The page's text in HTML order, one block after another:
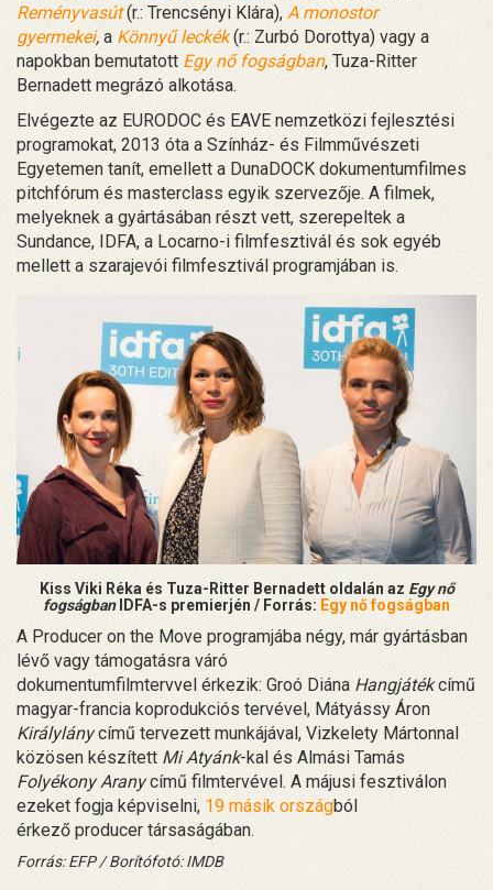
Reményvasút (r.: Trencsényi Klára), A monostor
gyermekei, a Könnyű leckék(r.: Zurbó Dorottya) vagy a
napokban bemutatott Egy nő fogságban, Tuza-Ritter
Bernadett megrázó alkotása.
Elvégezte az EURODOC és EAVE nemzetközi fejlesztési
programokat, 2013 óta a Színház- és Filmművészeti
Egyetemen tanít, emellett a DunaDOCK dokumentumfilmes
pitchfórum és masterclass egyik szervezője. A filmek,
melyeknek a gyártásában részt vett, szerepeltek a
Sundance, IDFA, a Locarno-i filmfesztivál és sok egyéb
mellett a szarajevói filmfesztivál programjában is.
Kiss Viki Réka és Tuza-Ritter Bernadett oldalán az Egy nő
fogságbanIDFA-s premierjén / Forrás: Egy nő fogságban
A Producer on the Move programjába négy, már gyártásban
lévő vagy támogatásra váró
dokumentumfilmtervvel érkezik: Groó Diána Hangjátékcímű
magyar-francia koprodukciós tervével, Mátyássy Áron
Királylánycímű tervezett munkájával, Vizkelety Mártonnal
közösen készített Mi Atyánk-kal és Almási Tamás
Folyékony Aranycímű filmtervével. A májusi fesztiválon
ezeket fogja képviselni, 19 másik országból
érkező producer társaságában.
Forrás: EFP / Borítófotó: IMDB